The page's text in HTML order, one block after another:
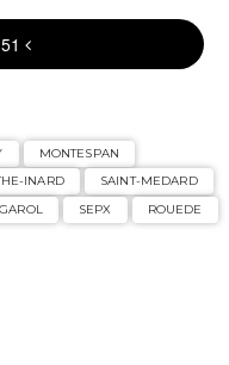
MONTESPAN
INARD
SAINT-MEDARD
SEPX ROUEDE